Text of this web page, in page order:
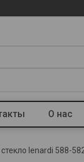
О нас
lenardi 588-